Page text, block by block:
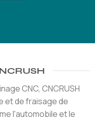
CNC, CNCRUSH
et de fraisage de
l'automobile et le